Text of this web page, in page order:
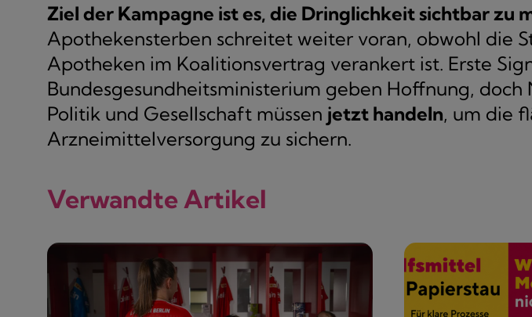
Ziel der Kampagne ist es, die Dringlichkeit sichtbar zu
Apothekensterben schreitet weiter voran, obwohl die
Apotheken im Koalitionsvertrag verankert ist. Erste
Bundesgesundheitsministerium geben Hoffnung, doch
Politik und Gesellschaft müssen jetzt handeln, um die
Arzneimittelversorgung zu sichern.
Verwandte Artikel